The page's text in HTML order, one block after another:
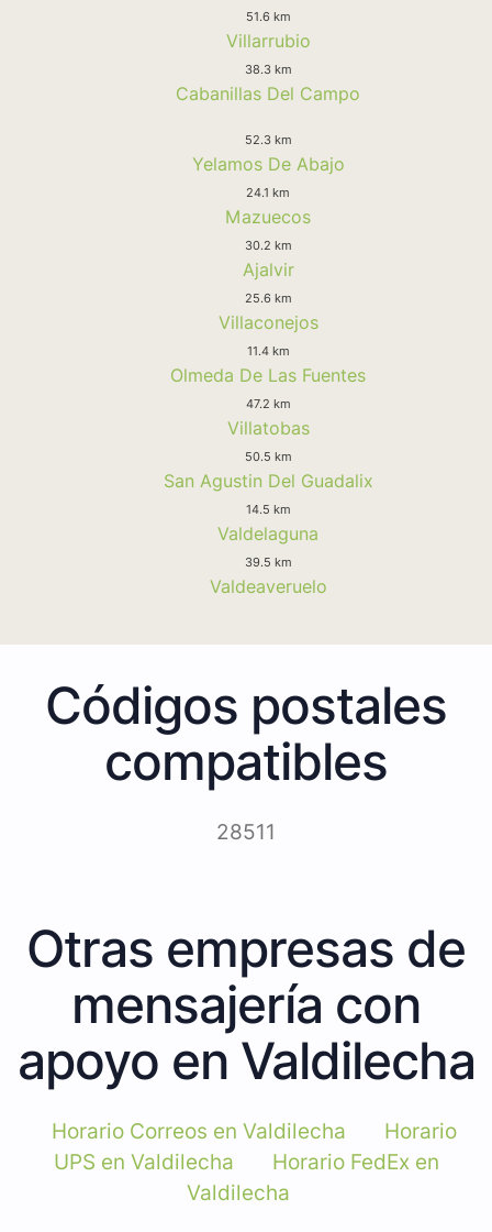
51.6 km
Villarrubio
38.3 km
Cabanillas Del Campo
52.3 km
Yelamos De Abajo
24.1 km
Mazuecos
30.2 km
Ajalvir
25.6 km
Villaconejos
11.4 km
Olmeda De Las Fuentes
47.2 km
Villatobas
50.5 km
San Agustin Del Guadalix
14.5 km
Valdelaguna
39.5 km
Valdeaveruelo
Códigos postales
compatibles
28511
Otras empresas de
mensajería con
apoyo en Valdilecha
Horario Correos en Valdilecha
Horario
UPS en Valdilecha
Horario FedEx en
Valdilecha